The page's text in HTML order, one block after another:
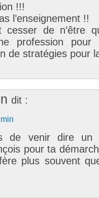
!!!
l’enseignement !!
cesser de n’être
profession pour
de stratégies pour
dit :
de venir dire un
pour ta
plus souvent